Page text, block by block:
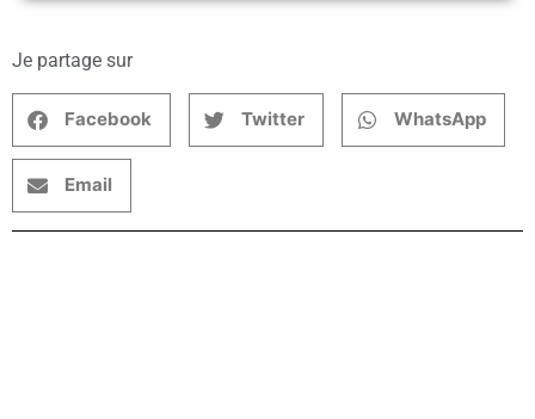
Je partage sur
Facebook Twitter WhatsApp
Email